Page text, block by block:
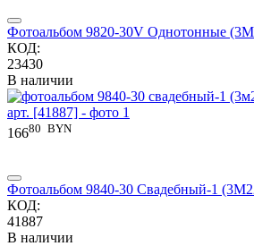
Фотоальбом 9820-30V Однотонные
КОД:
23430
В наличии
16680 BYN
Фотоальбом 9840-30 Свадебный-1
КОД:
41887
В наличии